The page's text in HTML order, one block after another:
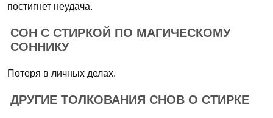
постигнет неудача.
СОН С СТИРКОЙ ПО МАГИЧЕСКОМУ
СОННИКУ
Потеря в личных делах.
ДРУГИЕ ТОЛКОВАНИЯ СНОВ О СТИРКЕ